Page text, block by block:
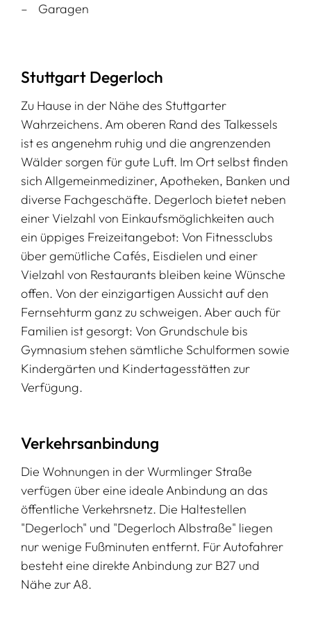
Garagen
Stuttgart Degerloch
Zu Hause in der Nähe des Stuttgarter
Wahrzeichens. Am oberen Rand des Talkessels
ist es angenehm ruhig und die angrenzenden
Wälder sorgen für gute Luft. Im Ort selbst finden
sich Allgemeinmediziner, Apotheken, Banken und
diverse Fachgeschäfte. Degerloch bietet neben
einer Vielzahl von Einkaufsmöglichkeiten auch
ein üppiges Freizeitangebot: Von Fitnessclubs
über gemütliche Cafés, Eisdielen und einer
Vielzahl von Restaurants bleiben keine Wünsche
offen. Von der einzigartigen Aussicht auf den
Fernsehturm ganz zu schweigen. Aber auch für
Familien ist gesorgt: Von Grundschule bis
Gymnasium stehen sämtliche Schulformen sowie
Kindergärten und Kindertagesstätten zur
Verfügung.
Verkehrsanbindung
Die Wohnungen in der Wurmlinger Straße
verfügen über eine ideale Anbindung an das
öffentliche Verkehrsnetz. Die Haltestellen
"Degerloch" und "Degerloch Albstraße" liegen
nur wenige Fußminuten entfernt. Für Autofahrer
besteht eine direkte Anbindung zur B27 und
Nähe zur A8.